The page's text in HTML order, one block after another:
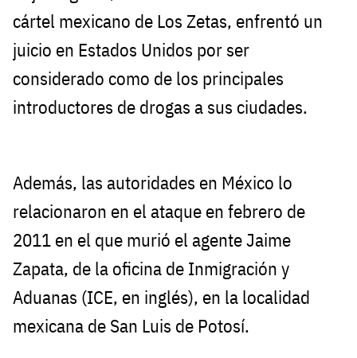
cártel mexicano de Los Zetas, enfrentó un
juicio en Estados Unidos por ser
considerado como de los principales
introductores de drogas a sus ciudades.
Además, las autoridades en México lo
relacionaron en el ataque en febrero de
2011 en el que murió el agente Jaime
Zapata, de la oficina de Inmigración y
Aduanas (ICE, en inglés), en la localidad
mexicana de San Luis de Potosí.